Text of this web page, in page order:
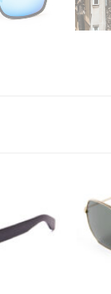
de sol
que